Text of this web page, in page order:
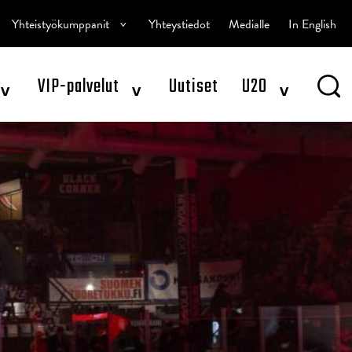
^ VIP-palvelut ^ Uutiset U20 ^
Yhteistyökumppanit ^ Yhteystiedot Medialle In English